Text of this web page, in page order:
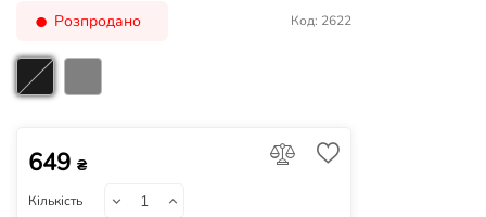
Розпродано Код: 2622
649 ₴
Кількість